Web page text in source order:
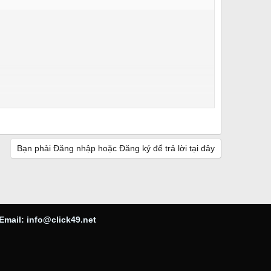
Bạn phải Đăng nhập hoặc Đăng ký để trả lời tại đây
Email: info@click49.net